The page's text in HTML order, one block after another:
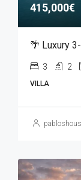
415,000€
🌴 Luxury
3 2
VILLA